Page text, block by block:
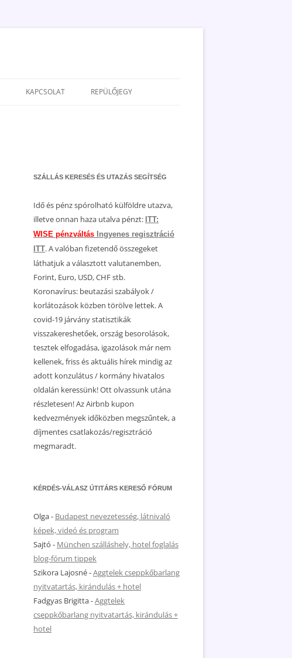
KAPCSOLAT REPÜLŐJEGY
SZÁLLÁS KERESÉS ÉS UTAZÁS SEGÍTSÉG
Idő és pénz spórolható külföldre utazva,
illetve onnan haza utalva pénzt: ITT:
WISE pénzváltás Ingyenes regisztráció
ITT. A valóban fizetendő összegeket
láthatjuk a választott valutanemben,
Forint, Euro, USD, CHF stb.
Koronavírus: beutazási szabályok /
korlátozások közben törölve lettek. A
covid-19 járvány statisztikák
visszakereshetőek, ország besorolások,
tesztek elfogadása, igazolások már nem
kellenek, friss és aktuális hírek mindig az
adott konzulátus / kormány hivatalos
oldalán keressünk! Ott olvassunk utána
részletesen! Az Airbnb kupon
kedvezmények időközben megszűntek, a
díjmentes csatlakozás/regisztráció
megmaradt.
KÉRDÉS-VÁLASZ ÚTITÁRS KERESŐ FÓRUM
Olga- Budapest nevezetesség, látnivaló
képek, videó és program
Sajtó - München szálláshely, hotel foglalás
blog-fórum tippek
Szikora Lajosné-Aggtelek cseppkőbarlang
nyitvatartás, kirándulás + hotel
Fadgyas Brigitta-Aggtelek
cseppkőbarlang nyitvatartás, kirándulás +
hotel